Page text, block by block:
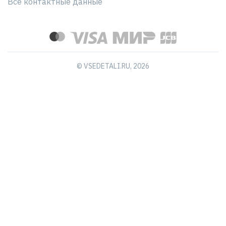
© VSEDETALI.RU, 2026